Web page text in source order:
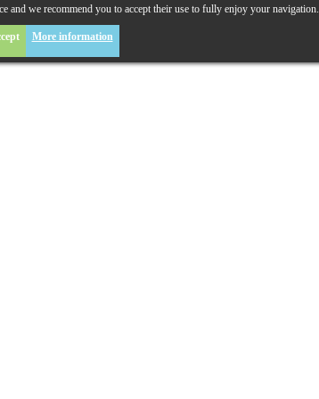
and we recommend you to accept their use to fully enjoy your navigation.
More information